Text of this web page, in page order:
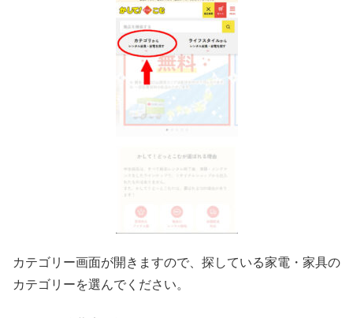
カテゴリー画面が開きますので、探している家電・家具の
カテゴリーを選んでください。